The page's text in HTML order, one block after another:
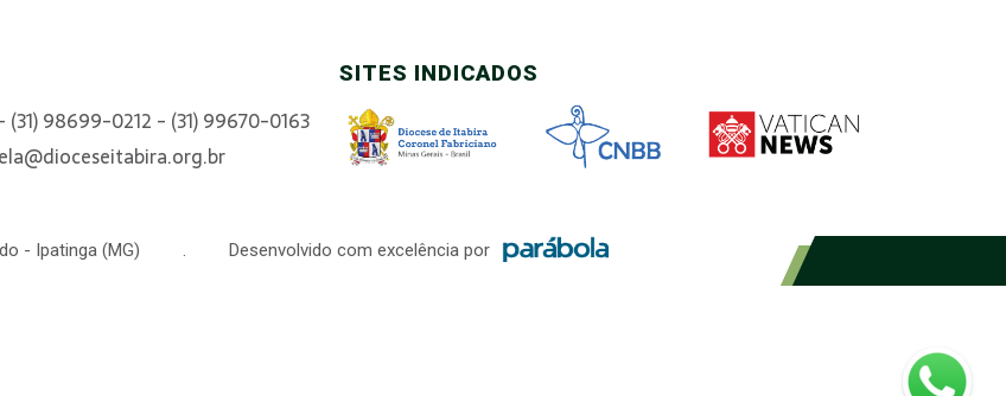
(31) 98699-0212 - (31) 99670-0163
SITES INDICADOS
- Ipatinga (MG) . Desenvolvido com excelência por